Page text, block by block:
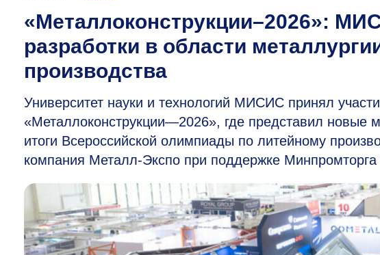
«Металлоконструкции–2026»:
разработки в области
производства
Университет науки и технологий МИСИС принял
«Металлоконструкции—2026», где представил новые
итоги Всероссийской олимпиады по литейному
компания Металл-Экспо при поддержке Минпромторга